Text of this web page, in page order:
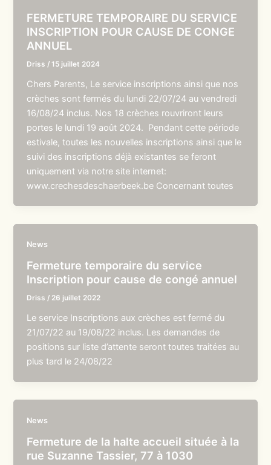
FERMETURE TEMPORAIRE DU SERVICE
INSCRIPTION POUR CAUSE DE CONGE
ANNUEL
Driss /15 juillet 2024
Chers Parents, Le service inscriptions ainsi que nos
crèches sont fermés du lundi 22/07/24 au vendredi
16/08/24 inclus. Nos 18 crèches rouvriront leurs
portes le lundi 19 août 2024. Pendant cette période
estivale, toutes les nouvelles inscriptions ainsi que le
suivi des inscriptions déjà existantes se feront
uniquement via notre site internet:
www.crechesdeschaerbeek.be Concernant toutes
News
Fermeture temporaire du service
Inscription pour cause de congé annuel
Driss / 26 juillet 2022
Le service Inscriptions aux crèches est fermé du
21/07/22 au 19/08/22 inclus. Les demandes de
positions sur liste d’attente seront toutes traitées au
plus tard le 24/08/22
News
Fermeture de la halte accueil située à la
rue Suzanne Tassier, 77 à 1030